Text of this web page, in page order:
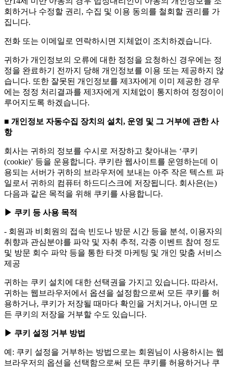
회하거나 수정할 권리, 수집 및 이용 동의를 철회할 권리를 가
집니다.
전화 또는 이메일로 연락하시면 지체없이 조치하겠습니다.
귀하가 개인정보의 오류에 대한 정정을 요청하신 경우에는 정
정을 완료하기 전까지 당해 개인정보를 이용 또는 제공하지 않
습니다. 또한 잘못된 개인정보를 제3자에게 이미 제공한 경우
에는 정정 처리결과를 제3자에게 지체없이 통지하여 정정이이
루어지도록 하겠습니다.
■ 개인정보 자동수집 장치의 설치, 운영 및 그 거부에 관한 사
항
회사는 귀하의 정보를 수시로 저장하고 찾아내는 ‘쿠키
(cookie)’ 등을 운용합니다. 쿠키란 웹사이트를 운영하는데 이
용되는 서버가 귀하의 브라우저에 보내는 아주 작은 텍스트 파
일로서 귀하의 컴퓨터 하드디스크에 저장됩니다. 회사은(는)
다음과 같은 목적을 위해 쿠키를 사용합니다.
▶ 쿠키 등 사용 목적
- 회원과 비회원의 접속 빈도나 방문 시간 등을 분석, 이용자의
취향과 관심분야를 파악 및 자취 추적, 각종 이벤트 참여 정도
및 방문 회수 파악 등을 통한 타겟 마케팅 및 개인 맞춤 서비스
제공
귀하는 쿠키 설치에 대한 선택권을 가지고 있습니다. 따라서,
귀하는 웹브라우저에서 옵션을 설정함으로써 모든 쿠키를 허
용하거나, 쿠키가 저장될 때마다 확인을 거치거나, 아니면 모
든 쿠키의 저장을 거부할 수도 있습니다.
▶ 쿠키 설정 거부 방법
예: 쿠키 설정을 거부하는 방법으로는 회원님이 사용하시는 웹
브라우저의 옵션을 선택함으로써 모든 쿠키를 허용하거나 쿠